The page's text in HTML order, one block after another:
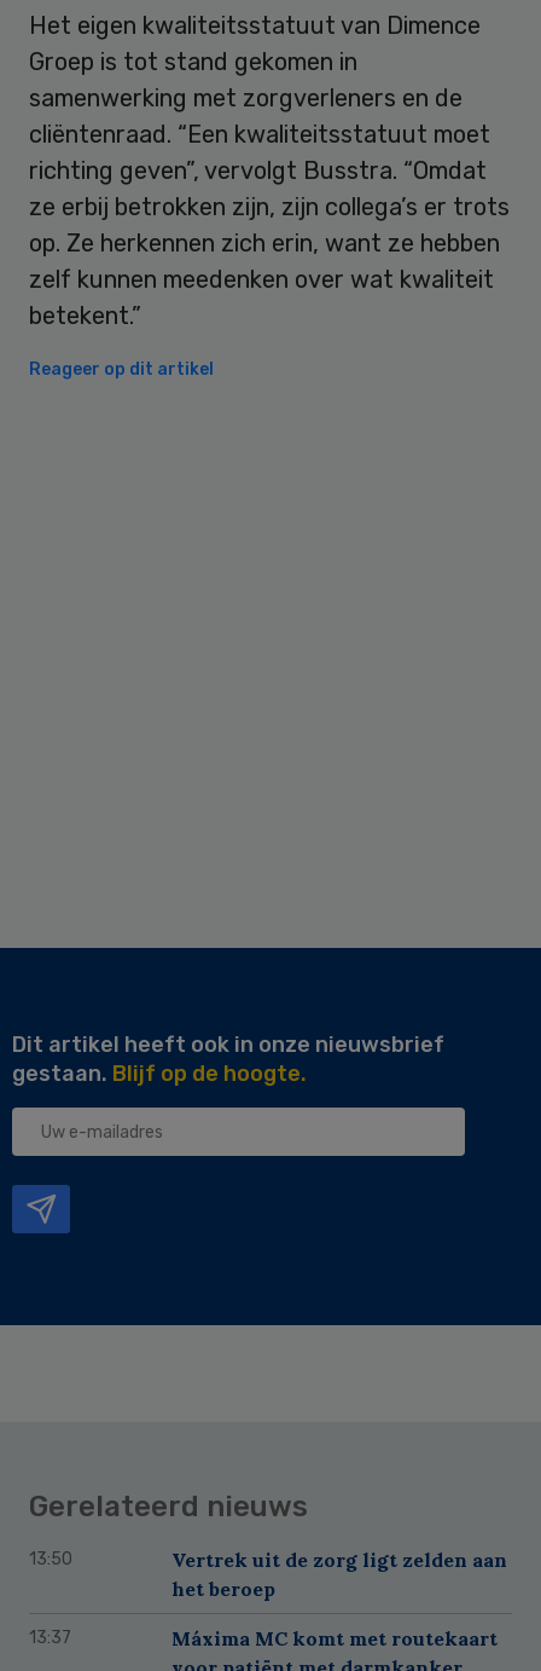
Het eigen kwaliteitsstatuut van Dimence
Groep is tot stand gekomen in
samenwerking met zorgverleners en de
cliëntenraad. “Een kwaliteitsstatuut moet
richting geven”, vervolgt Busstra. “Omdat
ze erbij betrokken zijn, zijn collega’s er trots
op. Ze herkennen zich erin, want ze hebben
zelf kunnen meedenken over wat kwaliteit
betekent.”
Reageer op dit artikel
Dit artikel heeft ook in onze nieuwsbrief
gestaan. Blijf op de hoogte.
Uw
Gerelateerd nieuws
13:50
Vertrek uit de zorg ligt zelden aan
het beroep
13:37
Máxima MC komt met routekaart